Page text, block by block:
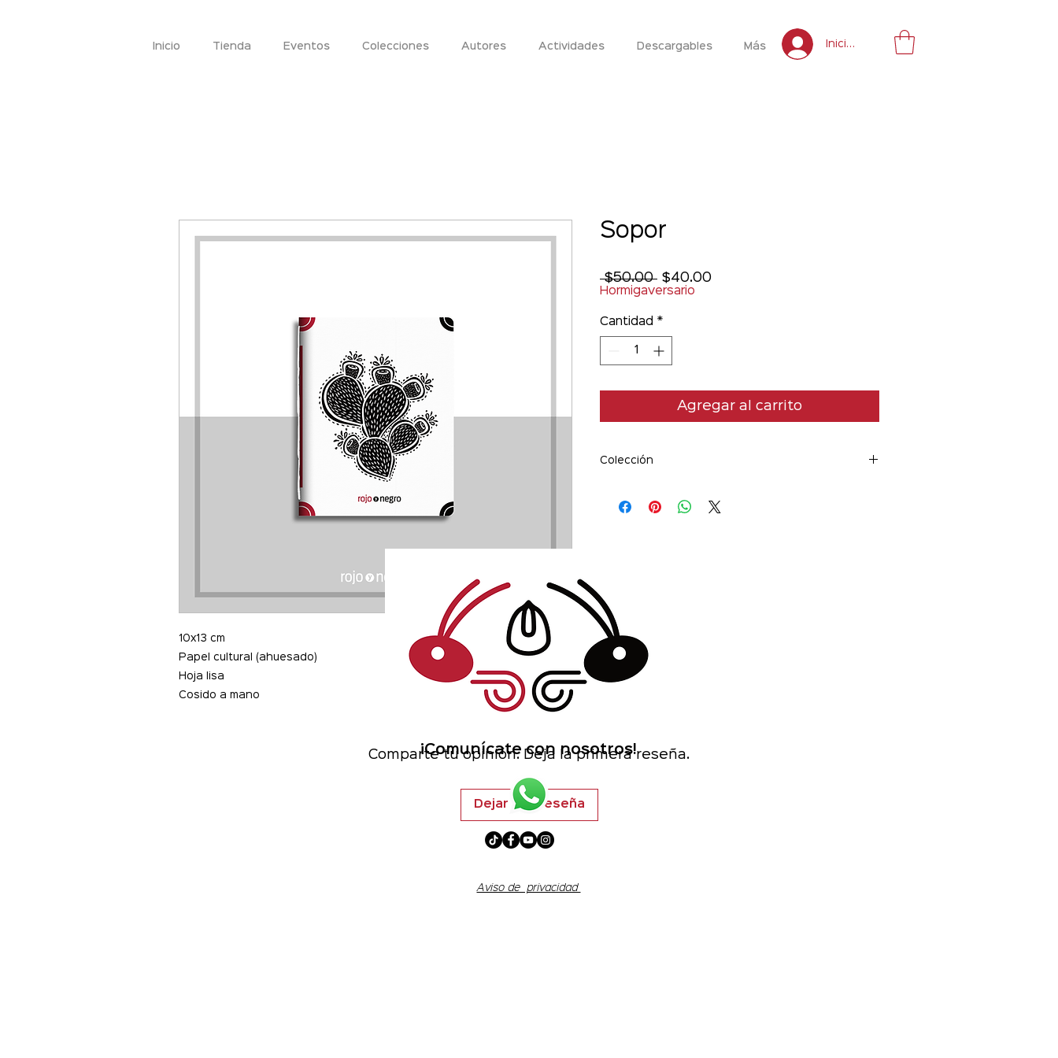
Inicio Tienda Eventos Colecciones Autores Actividades Descargables Más Inicia sesión
10x13 cm
Papel cultural (ahuesado)
Hoja lisa
Cosido a mano
Sopor
$50.00 Precio
$40.00Precio
Hormigaversario
Cantidad *
Agregar al carrito
Colección
Comparte tu opinión. Deja la primera reseña.
Dejar una reseña
¡Comunícate con nosotros!
Aviso de privacidad